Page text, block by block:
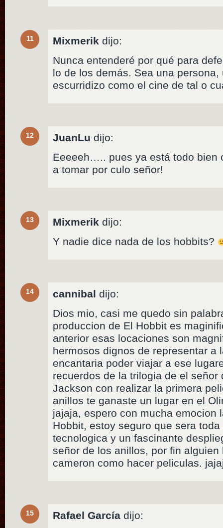
11 Mixmerik dijo:
Nunca entenderé por qué para
lo de los demás. Sea una
escurridizo como el cine de tal o
12 JuanLu dijo:
Eeeeeh….. pues ya está todo bien
a tomar por culo señor!
13 Mixmerik dijo:
Y nadie dice nada de los hobbits?
14 cannibal dijo:
Dios mio, casi me quedo sin
produccion de El Hobbit es
anterior esas locaciones son
hermosos dignos de representar a
encantaria poder viajar a ese
recuerdos de la trilogia de el señor
Jackson con realizar la primera
anillos te ganaste un lugar en el
jajaja, espero con mucha emocion
Hobbit, estoy seguro que sera
tecnologica y un fascinante
señor de los anillos, por fin
cameron como hacer peliculas.
15 Rafael García dijo: